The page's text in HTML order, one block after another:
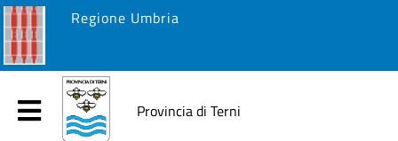
Regione Umbria
Provincia di Terni